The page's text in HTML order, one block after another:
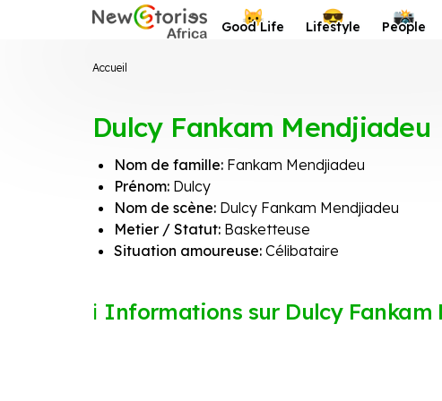
Newstories Africa 😺
Good Life 😎
Lifestyle 📸
People
Accueil
Dulcy Fankam Mendjiadeu
Nom de famille: Fankam Mendjiadeu
Prénom: Dulcy
Nom de scène: Dulcy Fankam Mendjiadeu
Metier / Statut: Basketteuse
Situation amoureuse: Célibataire
Informations sur Dulcy Fankam